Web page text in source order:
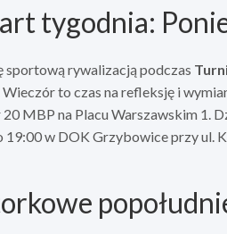
tygodnia:
sportową rywalizacją podczas
to czas na refleksję i
MBP na Placu Warszawskim 1.
19:00 w DOK Grzybowice przy ul.